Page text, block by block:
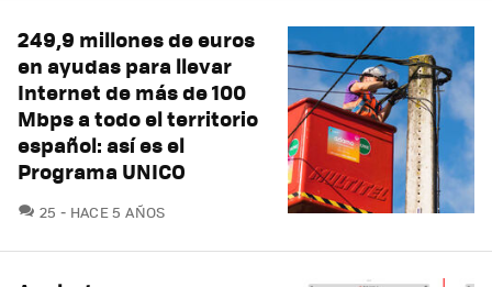
249,9 millones de euros
en ayudas para llevar
Internet de más de 100
Mbps a todo el territorio
español: así es el
Programa UNICO
25 COMENTARIOS
HACE 5 AÑOS